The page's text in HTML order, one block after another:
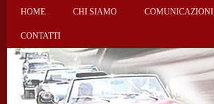
HOME CHI SIAMO COMUNICAZIONI
CONTATTI